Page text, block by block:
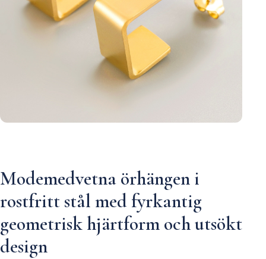
Modemedvetna örhängen i
rostfritt stål med fyrkantig
geometrisk hjärtform och utsökt
design